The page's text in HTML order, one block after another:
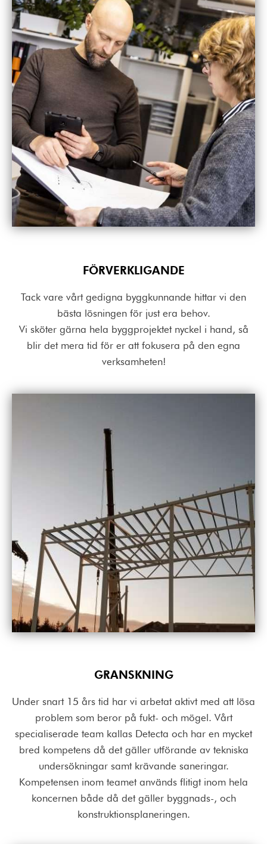
FÖRVERKLIGANDE
Tack vare vårt gedigna byggkunnande hittar vi den
bästa lösningen för just era behov.
Vi sköter gärna hela byggprojektet nyckel i hand, så
blir det mera tid för er att fokusera på den egna
verksamheten!
GRANSKNING
Under snart 15 års tid har vi arbetat aktivt med att lösa
problem som beror på fukt- och mögel. Vårt
specialiserade team kallas Detecta och har en mycket
bred kompetens då det gäller utförande av tekniska
undersökningar samt krävande saneringar.
Kompetensen inom teamet används flitigt inom hela
koncernen både då det gäller byggnads-, och
konstruktionsplaneringen.